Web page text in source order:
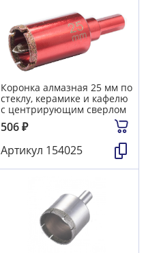
Коронка алмазная 25 мм по
стеклу, керамике и кафелю
с центрирующим сверлом
506₽
Артикул 154025